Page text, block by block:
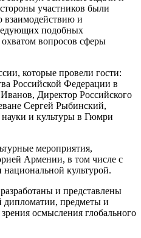
участников были
взаимодействию и
подобных
вопросов сферы
которые провели гости:
Российской Федерации в
Директор Российского
Сергей Рыбинский,
науки и культуры в Гюмри
мероприятия,
Армении, в том числе с
культурой.
и представлены
дипломатии, предметы и
осмысления глобального